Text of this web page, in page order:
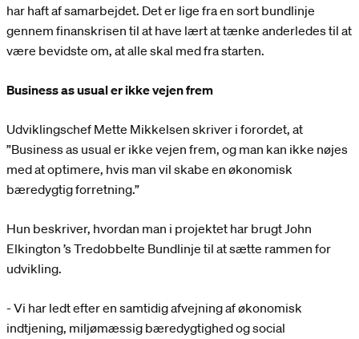
har haft af samarbejdet. Det er lige fra en sort bundlinje
gennem finanskrisen til at have lært at tænke anderledes til at
være bevidste om, at alle skal med fra starten.
Business as usual er ikke vejen frem
Udviklingschef Mette Mikkelsen skriver i forordet, at
”Business as usual er ikke vejen frem, og man kan ikke nøjes
med at optimere, hvis man vil skabe en økonomisk
bæredygtig forretning.”
Hun beskriver, hvordan man i projektet har brugt John
Elkington ’s Tredobbelte Bundlinje til at sætte rammen for
udvikling.
- Vi har ledt efter en samtidig afvejning af økonomisk
indtjening, miljømæssig bæredygtighed og social